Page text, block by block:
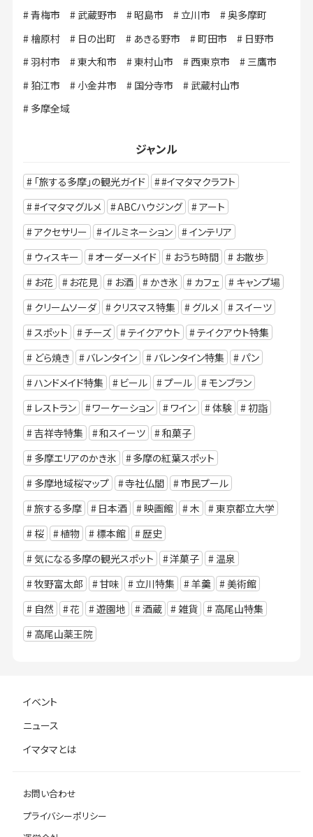
青梅市
武蔵野市 昭島市 立川市
奥多摩町
檜原村
日の出町 あきる野市 町田市
日野市
羽村市
東大和市 東村山市 西東京市
三鷹市
狛江市
小金井市 国分寺市
武蔵村山市
多摩全域
ジャンル
「旅する多摩」の観光ガイド
#イマタマクラフト
#イマタマグルメ
ABCハウジング
アート
アクセサリー
イルミネーション
インテリア
ウィスキー
オーダーメイド おうち時間
お散歩
お花
お花見 お酒 かき氷 カフェ
キャンプ場
クリームソーダ
クリスマス特集 グルメ
スイーツ
スポット
チーズ テイクアウト
テイクアウト特集
どら焼き
バレンタイン バレンタイン特集
パン
ハンドメイド特集
ビール プール
モンブラン
レストラン
ワーケーション ワイン 体験
初詣
吉祥寺特集
和スイーツ
和菓子
多摩エリアのかき氷
多摩の紅葉スポット
多摩地域桜マップ
寺社仏閣
市民プール
旅する多摩
日本酒 映画館 木
東京都立大学
桜
植物 標本館
歴史
気になる多摩の観光スポット
洋菓子
温泉
牧野富太郎
甘味 立川特集 羊羹
美術館
自然
花 遊園地 酒蔵 雑貨
高尾山特集
高尾山薬王院
イベント
ニュース
イマタマとは
お問い合わせ
プライバシーポリシー